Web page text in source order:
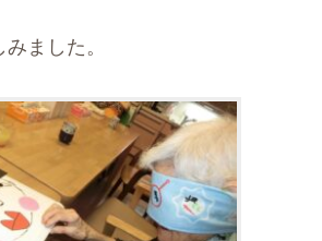
ました。